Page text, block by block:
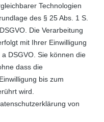
Technologien
des § 25 Abs. 1 S.
Die Verarbeitung
mit Ihrer Einwilligung
DSGVO. Sie können die
dass die
bis zum
wird.
von